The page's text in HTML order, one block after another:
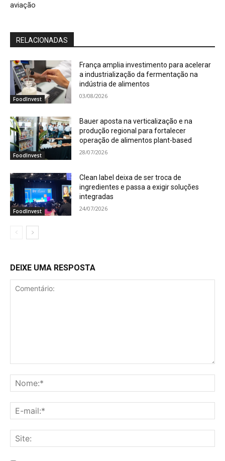
aviação
RELACIONADAS
FoodInvest
França amplia investimento para acelerar
a industrialização da fermentação na
indústria de alimentos
03/08/2026
FoodInvest
Bauer aposta na verticalização e na
produção regional para fortalecer
operação de alimentos plant-based
28/07/2026
FoodInvest
Clean label deixa de ser troca de
ingredientes e passa a exigir soluções
integradas
24/07/2026
DEIXE UMA RESPOSTA